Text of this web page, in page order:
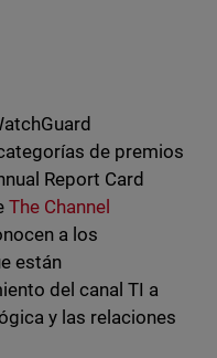
Reddit
de premios
Report Card
The Channel
a los
están
del canal TI a
y las relaciones